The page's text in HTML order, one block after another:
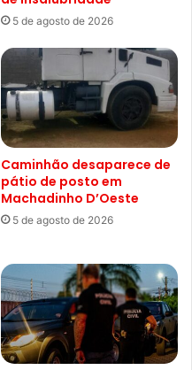
5 de agosto de 2026
Caminhão desaparece de
pátio de posto em
Machadinho D’Oeste
5 de agosto de 2026